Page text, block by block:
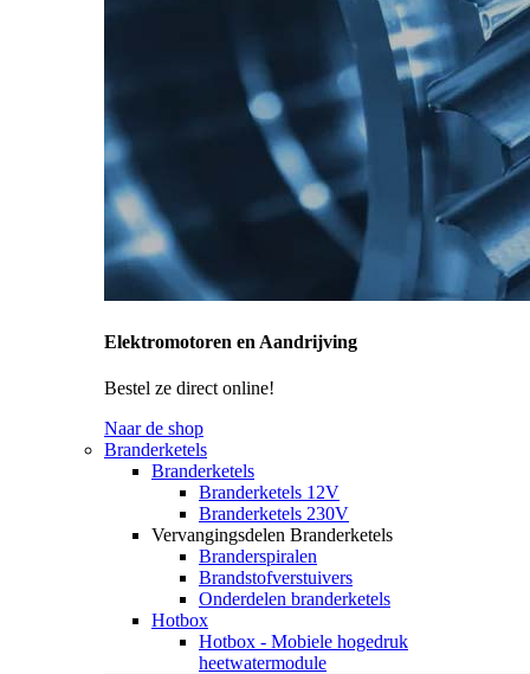
Elektromotoren en Aandrijving
Bestel ze direct online!
Naar de shop
Branderketels
Branderketels
Branderketels 12V
Branderketels 230V
Vervangingsdelen Branderketels
Branderspiralen
Brandstofverstuivers
Onderdelen branderketels
Hotbox
Hotbox - Mobiele hogedruk
heetwatermodule